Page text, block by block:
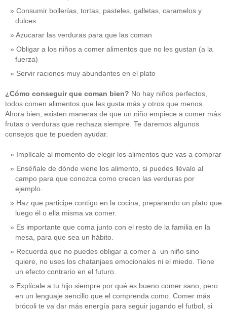
Consumir bollerías, tortas, pasteles, galletas, caramelos y
dulces
Azucarar las verduras para que las coman
Obligar a los niños a comer alimentos que no les gustan (a la
fuerza)
Servir raciones muy abundantes en el plato
¿Cómo conseguir que coman bien? No hay niños perfectos,
todos comen alimentos que les gusta más y otros que menos.
Ahora bien, existen maneras de que un niño empiece a comer más
frutas o verduras que rechaza siempre. Te daremos algunos
consejos que te pueden ayudar.
Implícale al momento de elegir los alimentos que vas a comprar
Enséñale de dónde viene los alimento, si puedes llévalo al
campo para que conozca como crecen las verduras por
ejemplo.
Haz que participe contigo en la cocina, preparando un plato que
luego él o ella misma va comer.
Es importante que coma junto con el resto de la familia en la
mesa, para que sea un hábito.
Recuerda que no puedes obligar a comer a un niño sino
quiere, no uses los chatanjaes emocionales ni el miedo. Tiene
un efecto contrario en el futuro.
Explícale a tu hijo siempre por qué es bueno comer sano, pero
en un lenguaje sencillo que el comprenda como: Comer más
brócoli te va dar más energía para seguir jugando el futbol, si